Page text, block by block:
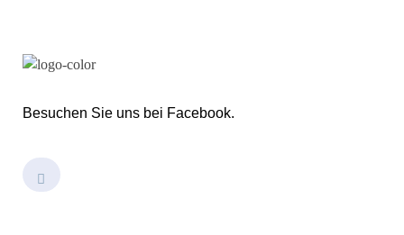
Besuchen Sie uns bei Facebook.